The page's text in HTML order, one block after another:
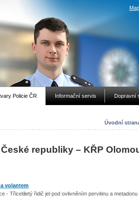
Policie ČR Informační servis Dopravní
Úvodní
republiky – KŘP
volantem
- Třicetiletý řidič jel pod ovlivněním pervitinu a metadonu